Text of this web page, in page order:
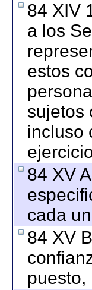
84 XIV
a los
estos
sujetos
incluso
84 XV
cada
84 XV
puesto,